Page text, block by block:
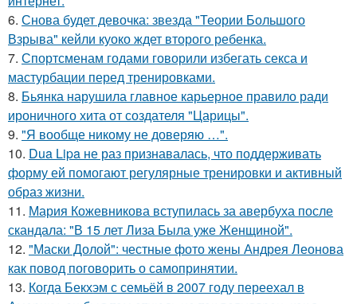
6. Снова будет девочка: звезда "Теории Большого
Взрыва" кейли куоко ждет второго ребенка.
7. Спортсменам годами говорили избегать секса и
мастурбации перед тренировками.
8. Бьянка нарушила главное карьерное правило ради
ироничного хита от создателя "Царицы".
9. "Я вообще никому не доверяю …".
10. Dua Lipa не раз признавалась, что поддерживать
форму ей помогают регулярные тренировки и активный
образ жизни.
11. Мария Кожевникова вступилась за авербуха после
скандала: "В 15 лет Лиза Была уже Женщиной".
12. "Маски Долой": честные фото жены Андрея Леонова
как повод поговорить о самопринятии.
13. Когда Бекхэм с семьёй в 2007 году переехал в